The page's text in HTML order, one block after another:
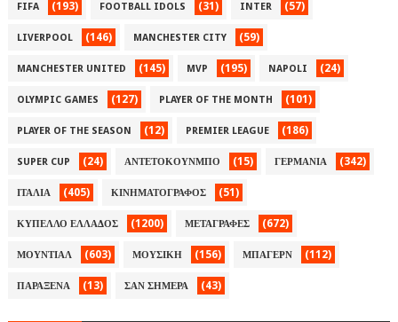
FIFA (193) FOOTBALL IDOLS (31) INTER (57)
LIVERPOOL (146) MANCHESTER CITY (59)
MANCHESTER UNITED (145) MVP (195) NAPOLI (24)
OLYMPIC GAMES (127) PLAYER OF THE MONTH (101)
PLAYER OF THE SEASON (12) PREMIER LEAGUE (186)
SUPER CUP (24) ΑΝΤΕΤΟΚΟΥΝΜΠΟ (15) ΓΕΡΜΑΝΙΑ (342)
ΙΤΑΛΙΑ (405) ΚΙΝΗΜΑΤΟΓΡΑΦΟΣ (51)
ΚΥΠΕΛΛΟ ΕΛΛΑΔΟΣ (1200) ΜΕΤΑΓΡΑΦΕΣ (672)
ΜΟΥΝΤΙΑΛ (603) ΜΟΥΣΙΚΗ (156) ΜΠΑΓΕΡΝ (112)
ΠΑΡΑΞΕΝΑ (13) ΣΑΝ ΣΗΜΕΡΑ (43)